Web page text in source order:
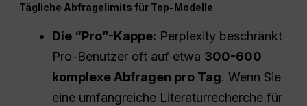
Tägliche Abfragelimits für Top-Modelle
Die “Pro”-Kappe: Perplexity beschränkt
Pro-Benutzer oft auf etwa 300-600
komplexe Abfragen pro Tag. Wenn Sie
eine umfangreiche Literaturrecherche für